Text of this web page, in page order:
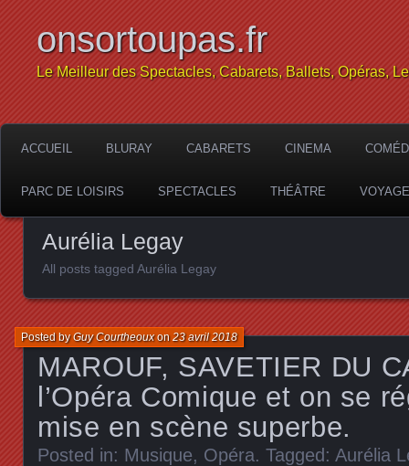
onsortoupas.fr
Le Meilleur des Spectacles, Cabarets, Ballets, Opéras,
ACCUEIL BLURAY CABARETS CINEMA
PARC DE LOISIRS SPECTACLES THÉÂTRE
Aurélia Legay
All posts tagged Aurélia Legay
MAROUF, SAVETIER DU
l’Opéra Comique et on se
mise en scène superbe.
Posted byGuy Courtheouxon23 avril 2018
Posted in: Musique, Opéra. Tagged: Aurélia